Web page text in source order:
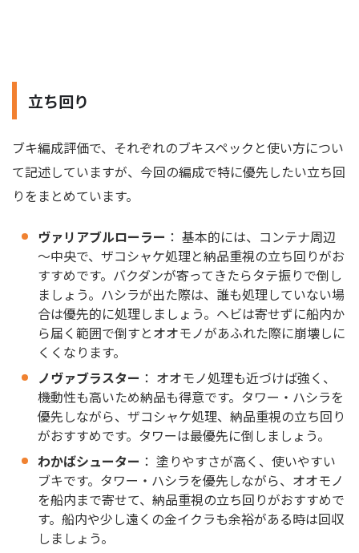
立ち回り
ブキ編成評価で、それぞれのブキスペックと使い方につい
て記述していますが、今回の編成で特に優先したい立ち回
りをまとめています。
ヴァリアブルローラー ： 基本的には、コンテナ周辺
～中央で、ザコシャケ処理と納品重視の立ち回りがお
すすめです。バクダンが寄ってきたらタテ振りで倒し
ましょう。ハシラが出た際は、誰も処理していない場
合は優先的に処理しましょう。ヘビは寄せずに船内か
ら届く範囲で倒すとオオモノがあふれた際に崩壊しに
くくなります。
ノヴァブラスター ： オオモノ処理も近づけば強く、
機動性も高いため納品も得意です。タワー・ハシラを
優先しながら、ザコシャケ処理、納品重視の立ち回り
がおすすめです。タワーは最優先に倒しましょう。
わかばシューター ： 塗りやすさが高く、使いやすい
ブキです。タワー・ハシラを優先しながら、オオモノ
を船内まで寄せて、納品重視の立ち回りがおすすめで
す。船内や少し遠くの金イクラも余裕がある時は回収
しましょう。